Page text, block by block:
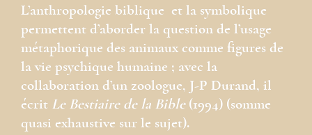
L’anthropologie biblique et la symbolique
permettent d’aborder la question de l’usage
métaphorique des animaux comme figures de
la vie psychique humaine ; avec la
collaboration d’un zoologue, J-P Durand, il
écrit Le Bestiaire de la Bible(1994) (somme
quasi exhaustive sur le sujet).